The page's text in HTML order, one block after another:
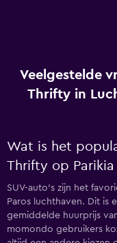
Veelgestelde
Thrifty in
Wat is het
Thrifty op Parikia
SUV-auto's zijn het
Paros luchthaven. Dit is
gemiddelde huurprijs
momondo gebruikers